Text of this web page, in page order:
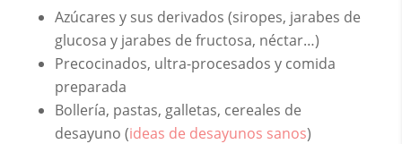
Azúcares y sus derivados (siropes, jarabes de
glucosa y jarabes de fructosa, néctar…)
Precocinados, ultra-procesados y comida
preparada
Bollería, pastas, galletas, cereales de
desayuno (ideas de desayunos sanos)